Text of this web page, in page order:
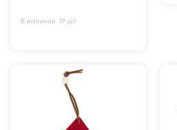
В наличии: 19 шт